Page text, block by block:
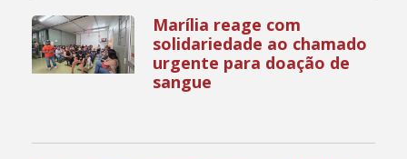
Marília reage com
solidariedade ao chamado
urgente para doação de
sangue